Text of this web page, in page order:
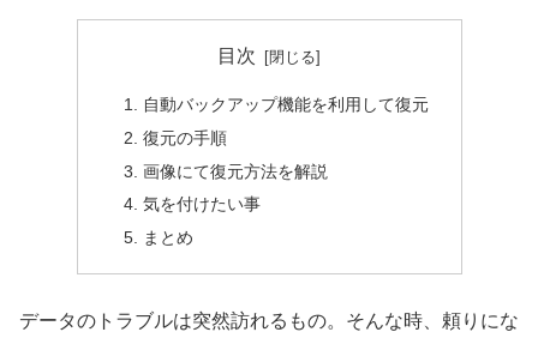
目次
自動バックアップ機能を利用して復元
復元の手順
画像にて復元方法を解説
気を付けたい事
まとめ
データのトラブルは突然訪れるもの。そんな時、頼りにな